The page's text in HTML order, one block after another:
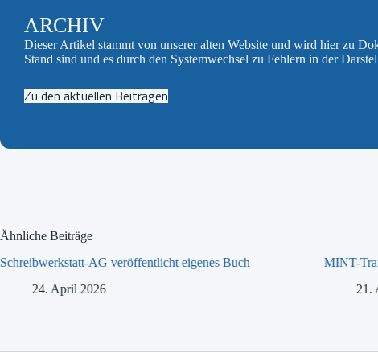
ARCHIV
Dieser Artikel stammt von unserer alten Website und wird hier zu
Stand sind und es durch den Systemwechsel zu Fehlern in der
Zu den aktuellen Beiträgen
Ähnliche Beiträge
Schreibwerkstatt-AG veröffentlicht eigenes Buch
24. April 2026
MINT-
21.